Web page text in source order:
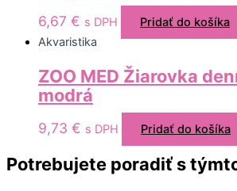
6,67 € s DPH
Pridať do košíka
Akvaristika
ZOO MED Žiarovka
modrá
9,73 € s DPH Pridať do košíka
Potrebujete poradiť s